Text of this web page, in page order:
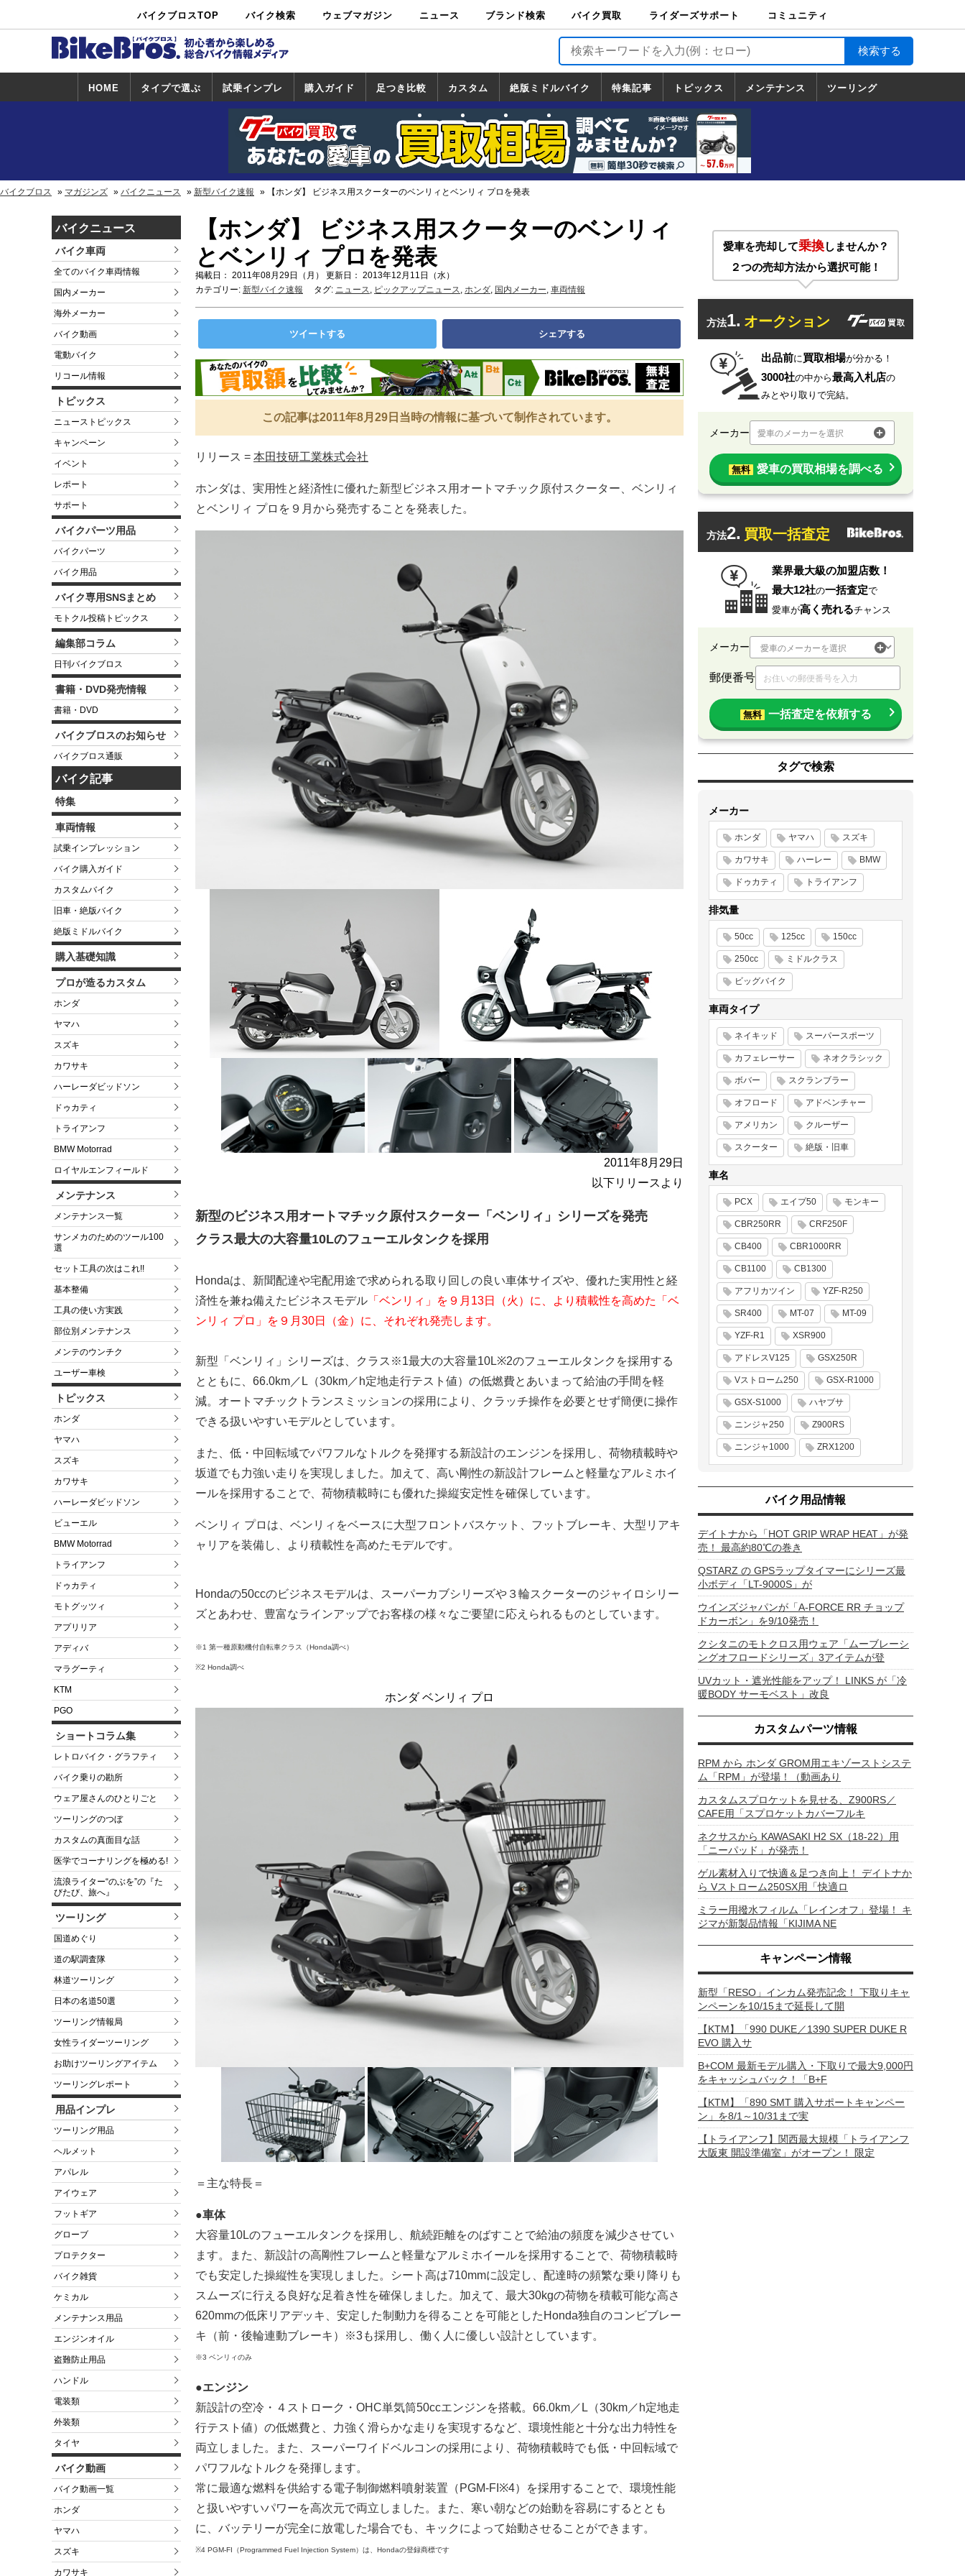
バイクブロスTOP バイク検索
中古バイ
ク・新車検
カタログ検
索
ショップ検
索
ウェブマガジン ニュース ブランド検索 バイク買取
バイク買取
ライダーズサポート
ライダーズサポート
TOP
バイク輸送
バイクガレージライ
フ
バイク車両保険
ロードサービス
バイク試乗
コミュニティ
HOME タイプで選ぶ 試乗インプレ
試乗インプレ
一覧
ホンダ
ヤマハ
スズキ
カワサキ
ハーレー
BMW
トライアンフ
ドゥカティ
購入ガイド
一覧
足つき比較 カスタム
カスタム
一覧
ホンダ
ヤマハ
スズキ
カワサキ
絶版ミドルバイク
絶版ミドルバイク
一覧
ホンダ
ヤマハ
スズキ
カワサキ
特集記事 トピックス
トピックス
一覧
ホンダ
ヤマハ
スズキ
カワサキ
ハーレーダ
ビッドソン
BMW
ドゥカティ
トライアン
フ
メンテナンス ツーリング
道の駅調査隊
ツーリング情報局
日本の道50選
国道めぐり
林道ツーリング
バイクブロス マガジンズ バイクニュース 新型バイク速報 【ホンダ】 ビジネス用スクーターのベンリィとベンリィ プロを発表
バイクニュース
バイク車両
全てのバイク車両情報
国内メーカー
海外メーカー
バイク動画
電動バイク
リコール情報
トピックス
ニューストピックス
キャンペーン
イベント
レポート
サポート
バイクパーツ用品
バイクパーツ
バイク用品
バイク専用SNSまとめ
モトクル投稿トピックス
編集部コラム
日刊バイクブロス
書籍・DVD発売情報
書籍・DVD
バイクブロスのお知らせ
バイクブロス通販
バイク記事
特集
車両情報
試乗インプレッション
バイク購入ガイド
カスタムバイク
旧車・絶版バイク
絶版ミドルバイク
購入基礎知識
プロが造るカスタム
ホンダ
ヤマハ
スズキ
カワサキ
ハーレーダビッドソン
ドゥカティ
トライアンフ
BMW Motorrad
ロイヤルエンフィールド
メンテナンス
メンテナンス一覧
サンメカのためのツール100
選
セット工具の次はこれ!!
基本整備
工具の使い方実践
部位別メンテナンス
メンテのウンチク
ユーザー車検
トピックス
ホンダ
ヤマハ
スズキ
カワサキ
ハーレーダビッドソン
ビューエル
BMW Motorrad
トライアンフ
ドゥカティ
モトグッツィ
アプリリア
アディバ
マラグーティ
KTM
PGO
ショートコラム集
レトロバイク・グラフティ
バイク乗りの勘所
ウェア屋さんのひとりごと
ツーリングのつぼ
カスタムの真面目な話
医学でコーナリングを極める!
流浪ライター“のぶを”の『た
びたび、旅へ』
ツーリング
国道めぐり
道の駅調査隊
林道ツーリング
日本の名道50選
ツーリング情報局
女性ライダーツーリング
お助けツーリングアイテム
ツーリングレポート
用品インプレ
ツーリング用品
ヘルメット
アパレル
アイウェア
フットギア
グローブ
プロテクター
バイク雑貨
ケミカル
メンテナンス用品
エンジンオイル
盗難防止用品
ハンドル
電装類
外装類
タイヤ
バイク動画
バイク動画一覧
ホンダ
ヤマハ
スズキ
カワサキ
【ホンダ】 ビジネス用スクーターのベンリィ
とベンリィ プロを発表
掲載日： 2011年08月29日（月） 更新日： 2013年12月11日（水）
カテゴリー: 新型バイク速報 タグ: ニュース, ピックアップニュース, ホンダ, 国内メーカー, 車両情報
ツイートする シェアする
この記事は2011年8月29日当時の情報に基づいて制作されています。
リリース = 本田技研工業株式会社
ホンダは、実用性と経済性に優れた新型ビジネス用オートマチック原付スクーター、ベンリィ
とベンリィ プロを９月から発売することを発表した。
2011年8月29日
以下リリースより
新型のビジネス用オートマチック原付スクーター「ベンリィ」シリーズを発売
クラス最大の大容量10Lのフューエルタンクを採用
Hondaは、新聞配達や宅配用途で求められる取り回しの良い車体サイズや、優れた実用性と経
済性を兼ね備えたビジネスモデル 「ベンリィ」を９月13日（火）に、より積載性を高めた「ベ
ンリィ プロ」を９月30日（金）に、それぞれ発売します。
新型「ベンリィ」シリーズは、クラス※1最大の大容量10L※2のフューエルタンクを採用する
とともに、66.0km／L（30km／h定地走行テスト値）の低燃費とあいまって給油の手間を軽
減。オートマチックトランスミッションの採用により、クラッチ操作を必要とせず簡便に操作
できる扱いやすいモデルとしています。
また、低・中回転域でパワフルなトルクを発揮する新設計のエンジンを採用し、荷物積載時や
坂道でも力強い走りを実現しました。加えて、高い剛性の新設計フレームと軽量なアルミホイ
ールを採用することで、荷物積載時にも優れた操縦安定性を確保しています。
ベンリィ プロは、ベンリィをベースに大型フロントバスケット、フットブレーキ、大型リアキ
ャリアを装備し、より積載性を高めたモデルです。
Hondaの50ccのビジネスモデルは、スーパーカブシリーズや３輪スクーターのジャイロシリー
ズとあわせ、豊富なラインアップでお客様の様々なご要望に応えられるものとしています。
※1 第一種原動機付自転車クラス（Honda調べ）
※2 Honda調べ
ホンダ ベンリィ プロ
＝主な特長＝
●車体
大容量10Lのフューエルタンクを採用し、航続距離をのばすことで給油の頻度を減少させてい
ます。また、新設計の高剛性フレームと軽量なアルミホイールを採用することで、荷物積載時
でも安定した操縦性を実現しました。シート高は710mmに設定し、配達時の頻繁な乗り降りも
スムーズに行える良好な足着き性を確保しました。加えて、最大30kgの荷物を積載可能な高さ
620mmの低床リアデッキ、安定した制動力を得ることを可能としたHonda独自のコンビブレー
キ（前・後輪連動ブレーキ）※3も採用し、働く人に優しい設計としています。
※3 ベンリィのみ
●エンジン
新設計の空冷・４ストローク・OHC単気筒50ccエンジンを搭載。66.0km／L（30km／h定地走
行テスト値）の低燃費と、力強く滑らかな走りを実現するなど、環境性能と十分な出力特性を
両立しました。また、スーパーワイドベルコンの採用により、荷物積載時でも低・中回転域で
パワフルなトルクを発揮します。
常に最適な燃料を供給する電子制御燃料噴射装置（PGM-FI※4）を採用することで、環境性能
と扱いやすいパワーを高次元で両立しました。また、寒い朝などの始動を容易にするととも
に、バッテリーが完全に放電した場合でも、キックによって始動させることができます。
※4 PGM-FI（Programmed Fuel Injection System）は、Hondaの登録商標です
愛車を売却して乗換しませんか？
２つの売却方法から選択可能！
方法1. オークション
出品前に買取相場が分かる！
3000社の中から最高入札店の
みとやり取りで完結。
メーカー 愛車のメーカーを選択
無料 愛車の買取相場を調べる
方法2. 買取一括査定
業界最大級の加盟店数！
最大12社の一括査定で
愛車が高く売れるチャンス
メーカー
郵便番号
無料 一括査定を依頼する
タグで検索
メーカー
ホンダ ヤマハ スズキ
カワサキ ハーレー BMW
ドゥカティ トライアンフ
排気量
50cc 125cc 150cc
250cc ミドルクラス
ビッグバイク
車両タイプ
ネイキッド スーパースポーツ
カフェレーサー ネオクラシック
ボバー スクランブラー
オフロード アドベンチャー
アメリカン クルーザー
スクーター 絶版・旧車
車名
PCX エイプ50 モンキー
CBR250RR CRF250F
CB400 CBR1000RR
CB1100 CB1300
アフリカツイン YZF-R250
SR400 MT-07 MT-09
YZF-R1 XSR900
アドレスV125 GSX250R
Vストローム250 GSX-R1000
GSX-S1000 ハヤブサ
ニンジャ250 Z900RS
ニンジャ1000 ZRX1200
バイク用品情報
デイトナから「HOT GRIP WRAP HEAT」が発
売！ 最高約80℃の巻き
QSTARZ の GPSラップタイマーにシリーズ最
小ボディ「LT-9000S」が
ウインズジャパンが「A-FORCE RR チョップ
ドカーボン」を9/10発売！
クシタニのモトクロス用ウェア「ムーブレーシ
ングオフロードシリーズ」3アイテムが登
UVカット・遮光性能をアップ！ LINKS が「冷
暖BODY サーモベスト」改良
カスタムパーツ情報
RPM から ホンダ GROM用エキゾーストシステ
ム「RPM」が登場！（動画あり
カスタムスプロケットを見せる、Z900RS／
CAFE用「スプロケットカバーフルキ
ネクサスから KAWASAKI H2 SX（18-22）用
「ニーパッド」が発売！
ゲル素材入りで快適＆足つき向上！ デイトナか
ら Vストローム250SX用「快適ロ
ミラー用撥水フィルム「レインオフ」登場！ キ
ジマが新製品情報「KIJIMA NE
キャンペーン情報
新型「RESO」インカム発売記念！ 下取りキャ
ンペーンを10/15まで延長して開
【KTM】「990 DUKE／1390 SUPER DUKE R
EVO 購入サ
B+COM 最新モデル購入・下取りで最大9,000円
をキャッシュバック！「B+F
【KTM】「890 SMT 購入サポートキャンペー
ン」を8/1～10/31まで実
【トライアンフ】関西最大規模「トライアンフ
大阪東 開設準備室」がオープン！ 限定